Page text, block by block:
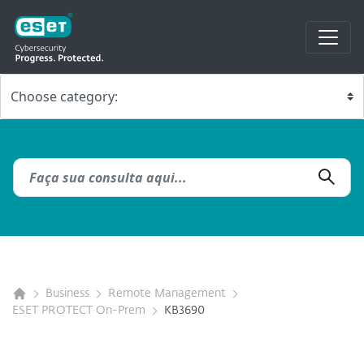
Business
Remote Management
ESET PROTECT On-Prem
KB3690